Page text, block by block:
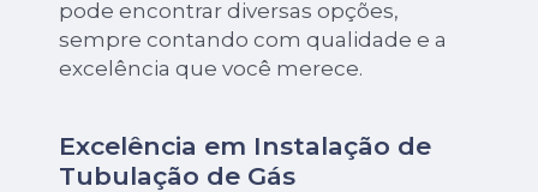
pode encontrar diversas opções,
sempre contando com qualidade e a
excelência que você merece.
Excelência em Instalação de
Tubulação de Gás